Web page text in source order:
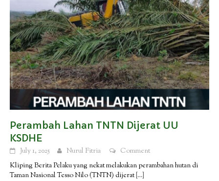
Perambah Lahan TNTN Dijerat UU
KSDHE
July 1, 2025 Nurul Fitria
Comment
Kliping Berita Pelaku yang nekat melakukan perambahan hutan di
Taman Nasional Tesso Nilo (TNTN) dijerat[…]